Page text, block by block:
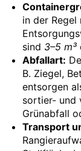
in der Regel
sind 3–5 m³
Abfallart:
B. Ziegel,
entsorgen
sortier- und
Grünabfall
Transport